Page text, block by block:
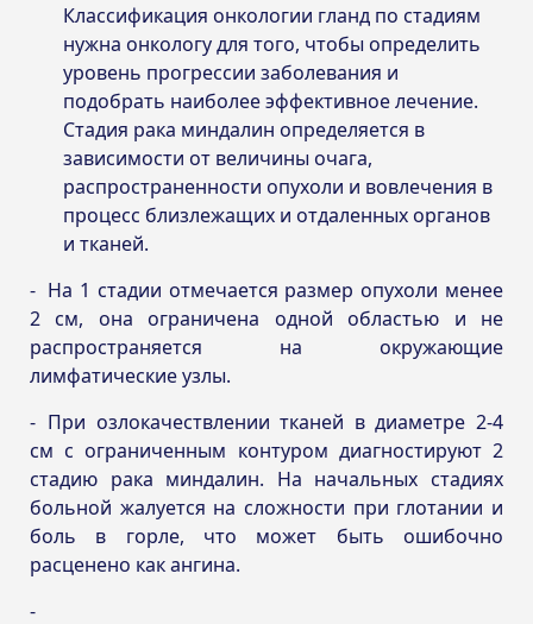
Классификация онкологии гланд по стадиям
нужна онкологу для того, чтобы определить
уровень прогрессии заболевания и
подобрать наиболее эффективное лечение.
Стадия рака миндалин определяется в
зависимости от величины очага,
распространенности опухоли и вовлечения в
процесс близлежащих и отдаленных органов
и тканей.
На 1 стадии отмечается размер опухоли менее
2 см, она ограничена одной областью и не
распространяется на окружающие
лимфатические узлы.
При озлокачествлении тканей в диаметре 2-4
см с ограниченным контуром диагностируют 2
стадию рака миндалин. На начальных стадиях
больной жалуется на сложности при глотании и
боль в горле, что может быть ошибочно
расценено как ангина.